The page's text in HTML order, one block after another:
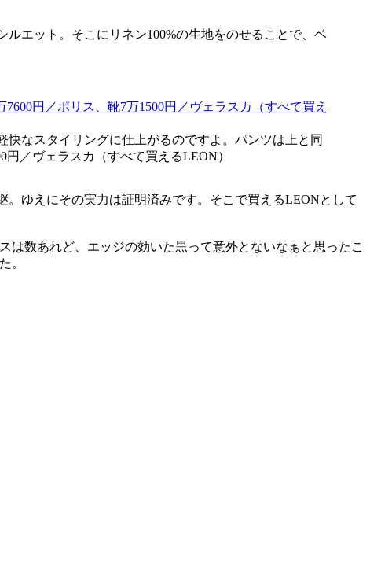
エット。そこにリネン100%の生地をのせることで、ベ
なスタイリングに仕上がるのですよ。パンツは上と同
／ヴェラスカ（すべて買えるLEON）
ゆえにその実力は証明済みです。そこで買えるLEONとして
数あれど、エッジの効いた黒って意外とないなぁと思ったこ
。